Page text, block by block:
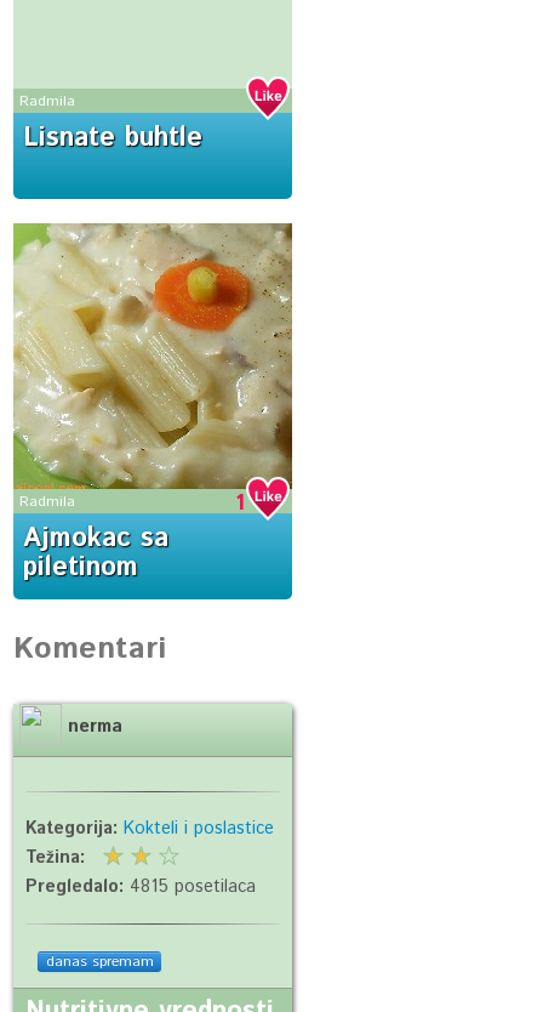
Radmila
Lisnate buhtle
Radmila 1
Ajmokac sa
piletinom
Komentari
nerma
Kategorija:Kokteli i poslastice
Težina:
Pregledalo: 4815 posetilaca
danas spremam